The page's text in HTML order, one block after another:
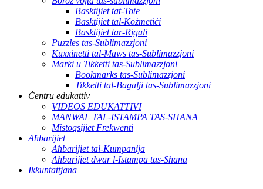
Basktijiet tat-Tote
Basktijiet tal-Kożmetiċi
Basktijiet tar-Rigali
Puzzles tas-Sublimazzjoni
Kuxxinetti tal-Maws tas-Sublimazzjoni
Marki u Tikketti tas-Sublimazzjoni
Bookmarks tas-Sublimazzjoni
Tikketti tal-Bagalji tas-Sublimazzjoni
Ċentru edukattiv
VIDEOS EDUKATTIVI
MANWAL TAL-ISTAMPA TAS-SĦANA
Mistoqsijiet Frekwenti
Aħbarijiet
Aħbarijiet tal-Kumpanija
Aħbarijiet dwar l-Istampa tas-Sħana
Ikkuntattjana